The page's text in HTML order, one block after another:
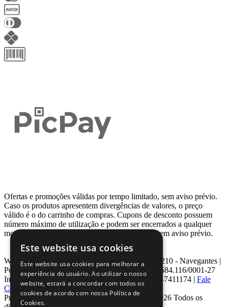
Ofertas e promoções válidas por tempo limitado, sem aviso prévio.
Caso os produtos apresentem divergências de valores, o preço
válido é o do carrinho de compras. Cupons de desconto possuem
número máximo de utilização e podem ser encerrados a qualquer
momento, de acordo com sua disponibilidade e sem aviso prévio.
Webcontinental LTDA | Travessa Venezuela, Nº 210 - Navegantes |
Porto Alegre - RS - CEP: 90.240-220 CNPJ: 08.584.116/0001-27
Inscrição Estadual: 0963171399 | Telefone: 0800-7411174 | Fale
Conosco|ouvidoria@webcontinental.com.br
Proibida reprodução total ou parcial | © 2007 - 2026 Todos os
Este website usa cookies
Este website usa cookies para melhorar a
experiência do usuário. Ao utilizar o nosso
website, estará a concordar com todos os
cookies de acordo com nossa Política de
Cookies.